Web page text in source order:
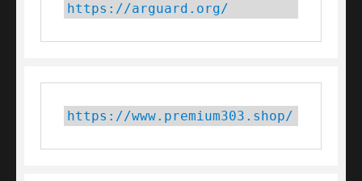
https://arguard.org/
https://www.premium303.shop/